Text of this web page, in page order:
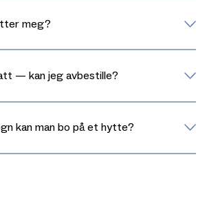
meg?
— kan jeg avbestille?
kan man bo på et hytte?